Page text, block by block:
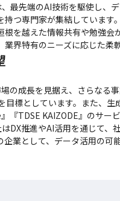
最先端のAI技術を駆使し、
つ専門家が集結しています。
根を越えた情報共有や勉強
業界特有のニーズに応じた柔
の成長を見据え、さらなる
目標としています。また、
『TDSE KAIZODE』のサー
DX推進やAI活用を通じて、
企業として、データ活用の可